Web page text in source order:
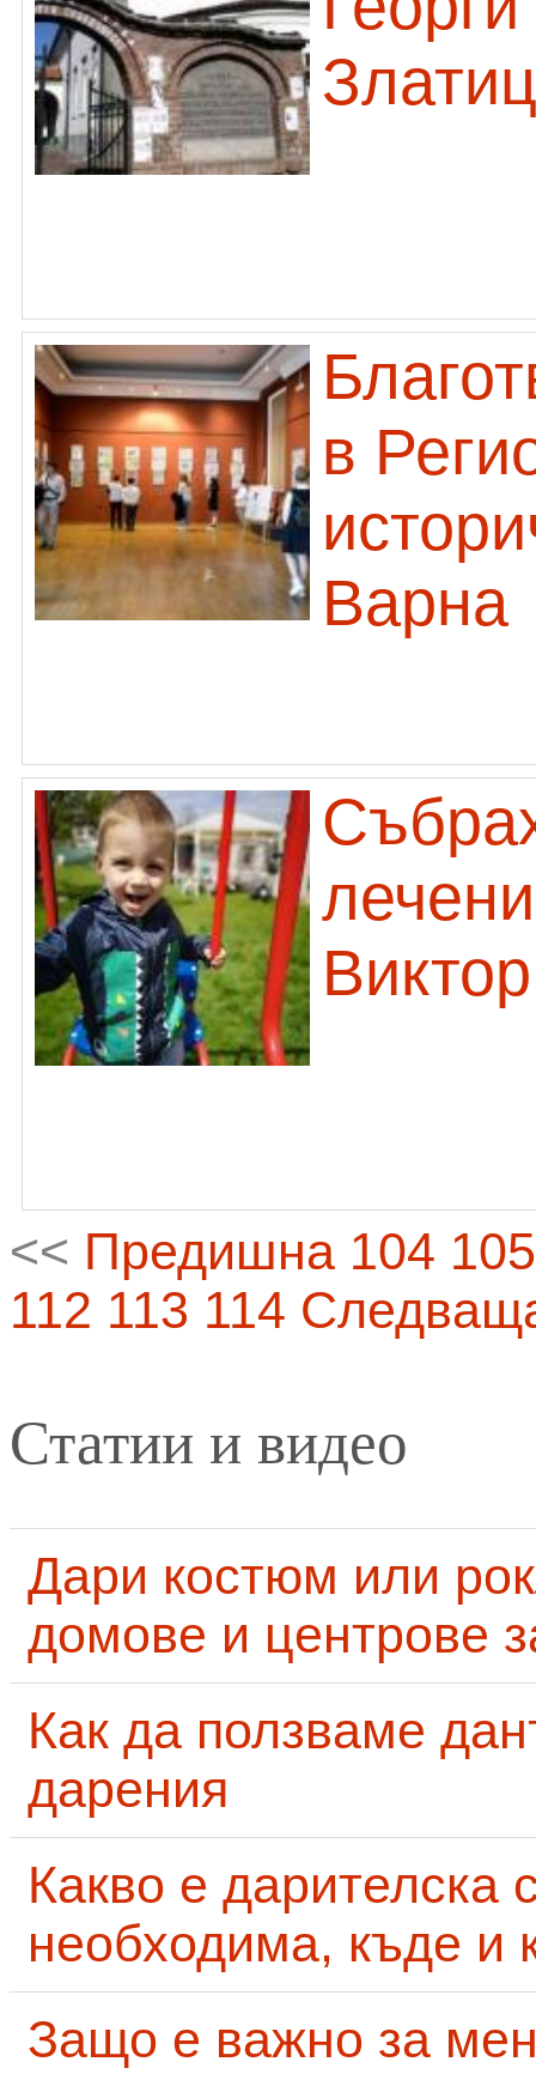
в
Варна
<< Предишна 104 105
112 113 114
Статии и видео
Дари костюм или
домове и центрове
Как да ползваме
дарения
Какво е дарителска
необходима, къде и
Защо е важно за